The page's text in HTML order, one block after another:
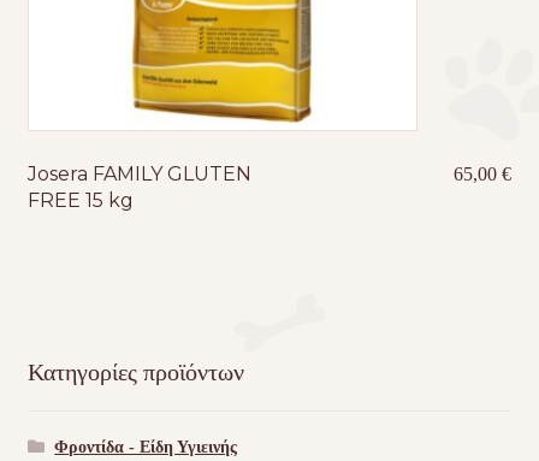
Josera FAMILY GLUTEN
FREE 15 kg
65,00€
Κατηγορίες προϊόντων
Φροντίδα - Είδη Υγιεινής